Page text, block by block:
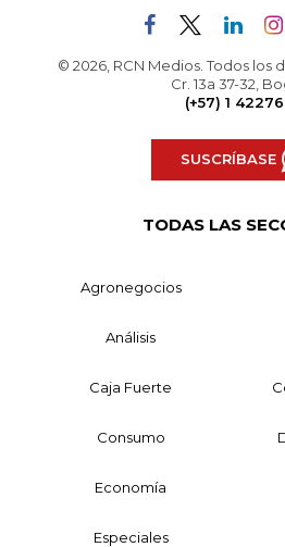
© 2026, RCN Medios. Todos los
Cr. 13a 37-32,
(+57) 1
SUSCRÍBASE
TODAS LAS
Agronegocios
Análisis
Caja Fuerte
Consumo
Economía
Especiales